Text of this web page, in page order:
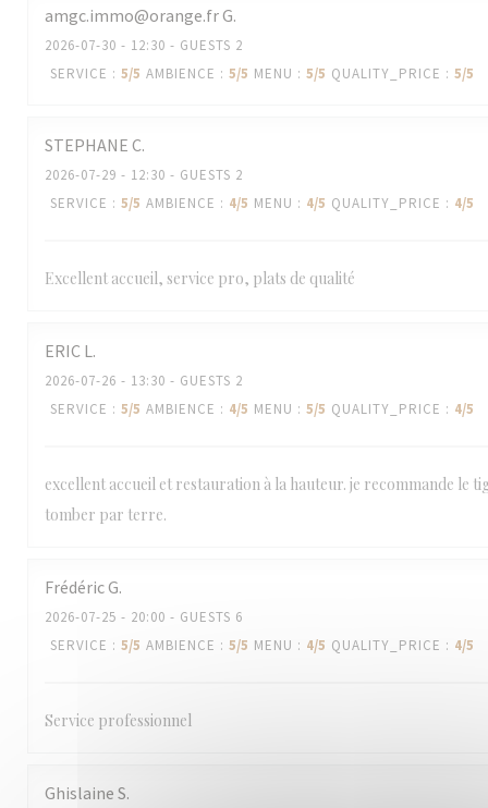
amgc.immo@orange.frG
2026-07-30 - 12:30 - GUESTS 2
SERVICE : 5/5 AMBIENCE : 5/5 MENU : 5/5 QUALITY_PRICE : 5/5
STEPHANE C
2026-07-29 - 12:30 - GUESTS 2
SERVICE : 5/5 AMBIENCE : 4/5 MENU : 4/5 QUALITY_PRICE : 4/5
Excellent accueil, service pro, plats de qualité
ERIC L
2026-07-26 - 13:30 - GUESTS 2
SERVICE : 5/5 AMBIENCE : 4/5 MENU : 5/5 QUALITY_PRICE : 4/5
excellent accueil et restauration à la hauteur. je recommande le
tomber par terre.
FrédéricG
2026-07-25 - 20:00 - GUESTS 6
SERVICE : 5/5 AMBIENCE : 5/5 MENU : 4/5 QUALITY_PRICE : 4/5
Service professionnel
Ghislaine S